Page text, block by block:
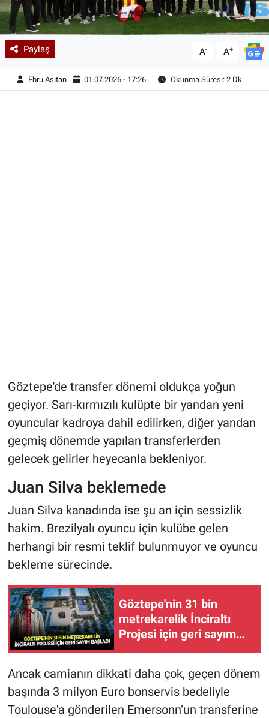
Paylaş A- A+
Ebru Asitan 01.07.2026 - 17:26 Okunma Süresi: 2 Dk
Göztepe'de transfer dönemi oldukça yoğun
geçiyor. Sarı-kırmızılı kulüpte bir yandan yeni
oyuncular kadroya dahil edilirken, diğer yandan
geçmiş dönemde yapılan transferlerden
gelecek gelirler heyecanla bekleniyor.
Juan Silva beklemede
Juan Silva kanadında ise şu an için sessizlik
hakim. Brezilyalı oyuncu için kulübe gelen
herhangi bir resmi teklif bulunmuyor ve oyuncu
bekleme sürecinde.
Göztepe'nin 31 bin
metrekarelik İnciraltı
Projesi için geri sayım
başladı!
Ancak camianın dikkati daha çok, geçen dönem
başında 3 milyon Euro bonservis bedeliyle
Toulouse'a gönderilen Emersonn’un transferine